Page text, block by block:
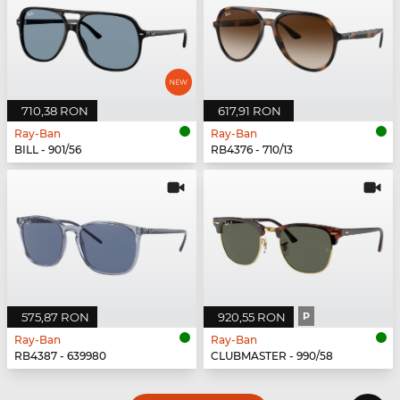
710,38 RON
Ray-Ban
BILL - 901/56
617,91 RON
Ray-Ban
RB4376 - 710/13
575,87 RON
Ray-Ban
RB4387 - 639980
920,55 RON P
Ray-Ban
CLUBMASTER - 990/58